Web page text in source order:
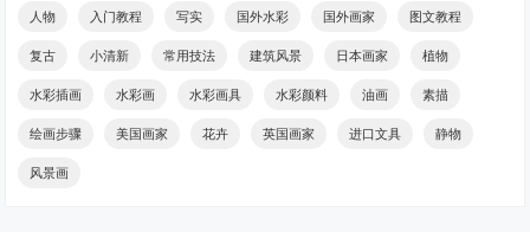
人物 入门教程 写实 国外水彩 国外画家 图文教程
复古 小清新 常用技法 建筑风景 日本画家 植物
水彩插画 水彩画 水彩画具 水彩颜料 油画 素描
绘画步骤 美国画家 花卉 英国画家 进口文具 静物
风景画